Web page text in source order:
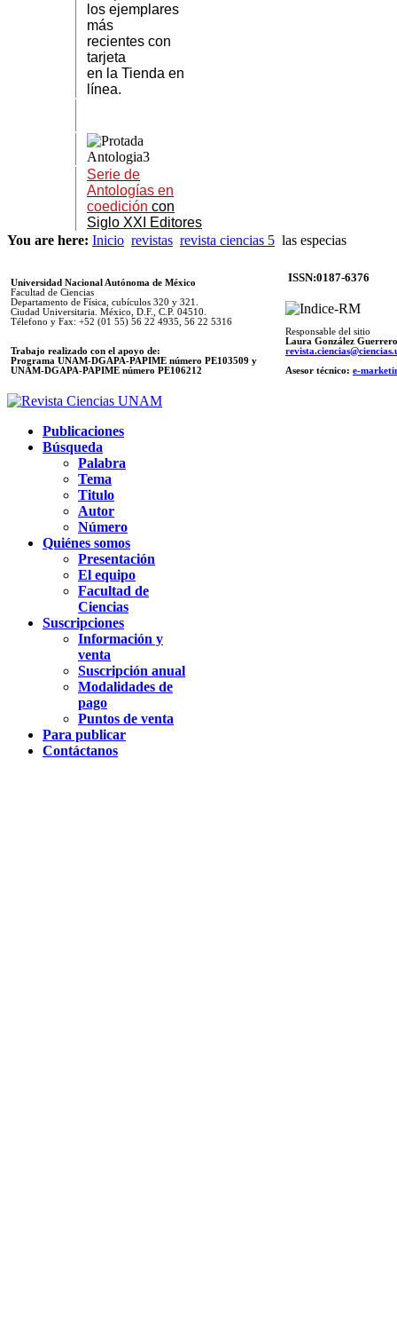
los ejemplares
más
recientes con
tarjeta
en la Tienda en
línea.
Serie de
Antologías en
coedición con
Siglo XXI Editores
You are here: Inicio revistas revista ciencias 5 las especias
Universidad Nacional Autónoma de México
Facultad de Ciencias
Departamento de Física, cubículos 320 y 321.
Ciudad Universitaria. México, D.F., C.P. 04510.
Télefono y Fax: +52 (01 55) 56 22 4935, 56 22 5316
Trabajo realizado con el apoyo de:
Programa UNAM-DGAPA-PAPIME número PE103509 y
UNAM-DGAPA-PAPIME número PE106212
ISSN:0187-6376
Responsable del sitio
Laura González Guerrero
Asesor técnico: e-
Publicaciones
Búsqueda
Palabra
Tema
Titulo
Autor
Número
Quiénes somos
Presentación
El equipo
Facultad de
Ciencias
Suscripciones
Información y
venta
Suscripción anual
Modalidades de
pago
Puntos de venta
Para publicar
Contáctanos